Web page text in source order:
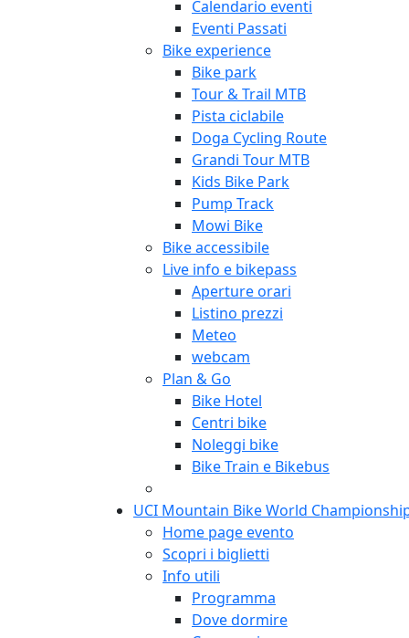
Calendario eventi
Eventi Passati
Bike experience
Bike park
Tour & Trail MTB
Pista ciclabile
Doga Cycling Route
Grandi Tour MTB
Kids Bike Park
Pump Track
Mowi Bike
Bike accessibile
Live info e bikepass
Aperture orari
Listino prezzi
Meteo
webcam
Plan & Go
Bike Hotel
Centri bike
Noleggi bike
Bike Train e Bikebus
UCI Mountain Bike World
Home page evento
Scopri i biglietti
Info utili
Programma
Dove dormire